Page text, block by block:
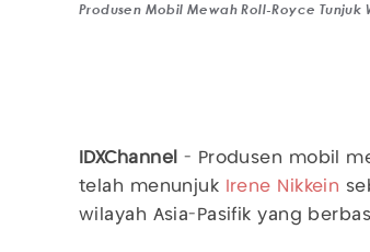
Produsen Mobil Mewah Roll-Royce Tunjuk
IDXChannel - Produsen mobil
telah menunjuk
Irene Nikkein
wilayah Asia-Pasifik yang